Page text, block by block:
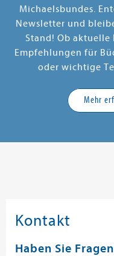
Michaelsbundes.
Newsletter und
Stand! Ob aktuelle
Empfehlungen für
oder wichtige
Mehr
Kontakt
Haben Sie